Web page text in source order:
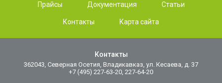
Прайсы Документация Статьи
Контакты Карта сайта
Контакты
362043, Северная Осетия, Владикавказ, ул. Кесаева, д. 37
+7 (495) 227-63-20, 227-64-20